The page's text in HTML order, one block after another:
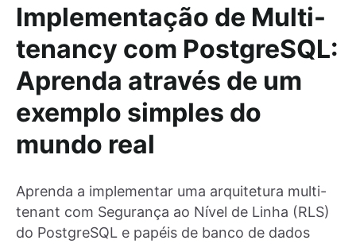
Implementação de Multi-
tenancy com PostgreSQL:
Aprenda através de um
exemplo simples do
mundo real
Aprenda a implementar uma arquitetura multi-
tenant com Segurança ao Nível de Linha (RLS)
do PostgreSQL e papéis de banco de dados